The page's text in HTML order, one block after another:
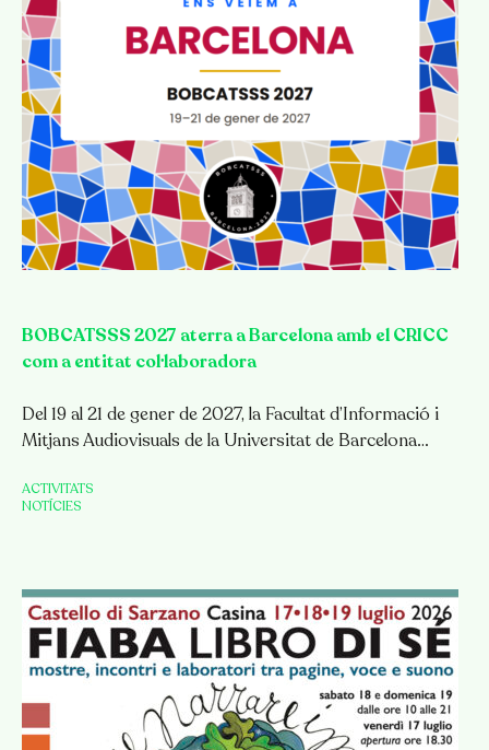
BOBCATSSS 2027 aterra a Barcelona amb el CRICC
com a entitat col·laboradora
Del 19 al 21 de gener de 2027, la Facultat d’Informació i
Mitjans Audiovisuals de la Universitat de Barcelona…
ACTIVITATS
NOTÍCIES